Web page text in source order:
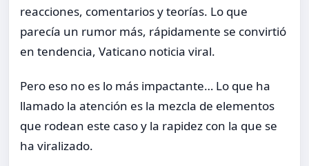
reacciones, comentarios y teorías. Lo que
parecía un rumor más, rápidamente se convirtió
en tendencia, Vaticano noticia viral.
Pero eso no es lo más impactante… Lo que ha
llamado la atención es la mezcla de elementos
que rodean este caso y la rapidez con la que se
ha viralizado.